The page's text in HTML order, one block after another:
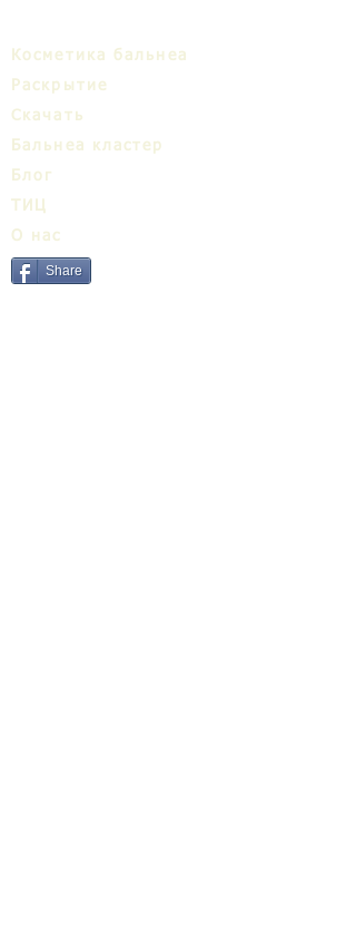
Косметика бальнеа
Раскрытие
Cкачать
Бальнеa кластер
Блог
ТИЦ
О нас
Share